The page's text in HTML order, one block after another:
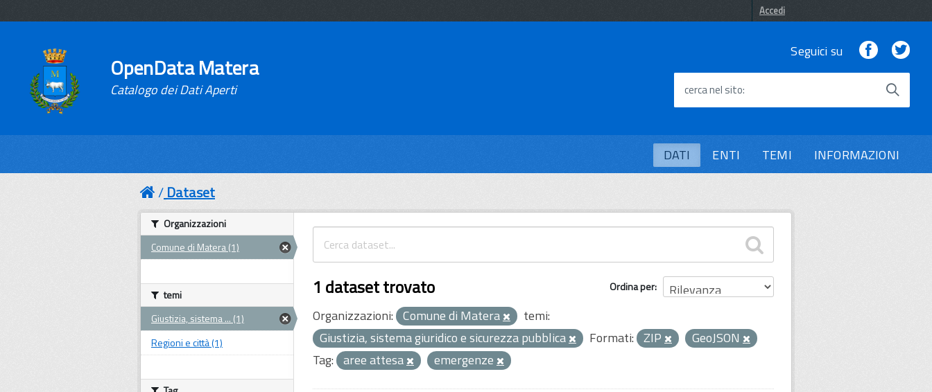
Accedi
OpenData Matera
Catalogo dei Dati Aperti
Seguici su Facebook
cerca nel sito
DATI ENTI TEMI INFORMAZIONI
Dataset
Ordina per
1 dataset trovato
Organizzazioni: Comune di Matera
temi:
Giustizia, sistema giuridico e sicurezza pubblica
Formati: ZIP
GeoJSON
Tag: aree attesa emergenze
Organizzazioni
Comune di Matera (1)
temi
Giustizia, sistema ... (1)
Regioni e città (1)